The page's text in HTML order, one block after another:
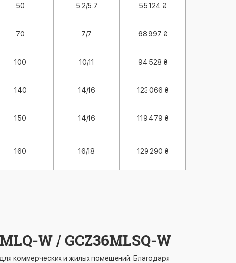
50 5.2/5.7 55 124 ₴
70 7/7 68 997 ₴
100 10/11 94 528 ₴
140 14/16 123 066 ₴
150 14/16 119 479 ₴
160 16/18 129 290 ₴
W / GCZ36MLSQ-W
коммерческих и жилых помещений. Благодаря